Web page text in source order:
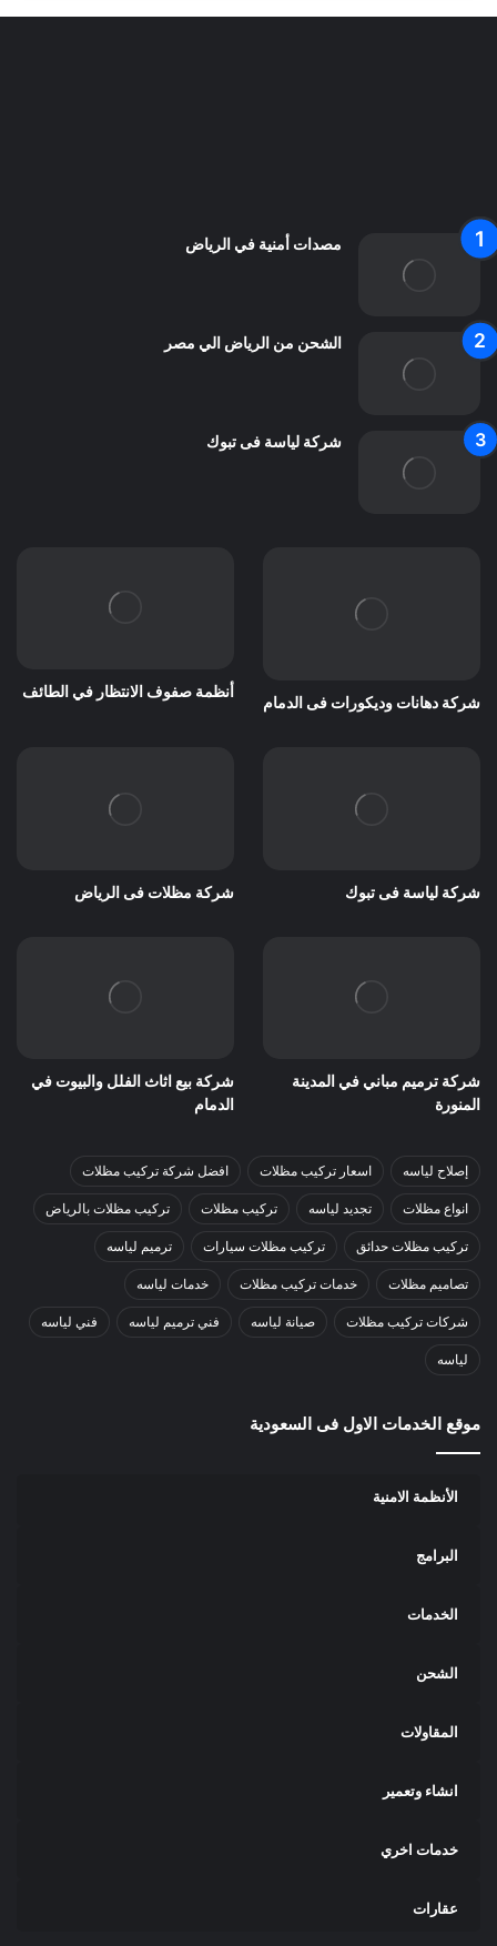
مصدات أمنية في الرياض
الشحن من الرياض الي مصر
شركة لياسة فى تبوك
شركة دهانات وديكورات فى الدمام
أنظمة صفوف الانتظار في الطائف
شركة لياسة فى تبوك شركة مظلات فى الرياض
شركة ترميم مباني في المدينة
المنورة
شركة بيع اثاث الفلل والبيوت في
الدمام
إصلاح لياسه اسعار تركيب مظلات افضل شركة تركيب مظلات
انواع مظلات تجديد لياسه تركيب مظلات تركيب مظلات بالرياض
تركيب مظلات حدائق تركيب مظلات سيارات ترميم لياسه
تصاميم مظلات خدمات تركيب مظلات خدمات لياسه
شركات تركيب مظلات صيانة لياسه فني ترميم لياسه فني لياسه
لياسه
موقع الخدمات الاول فى السعودية
الأنظمة الامنية
البرامج
الخدمات
الشحن
المقاولات
انشاء وتعمير
خدمات اخري
عقارات